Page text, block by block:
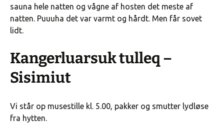
sauna hele natten og vågne af hosten det meste af
natten. Puuuha det var varmt og hårdt. Men får sovet
lidt.
Kangerluarsuk tulleq –
Sisimiut
Vi står op musestille kl. 5.00, pakker og smutter lydløse
fra hytten.